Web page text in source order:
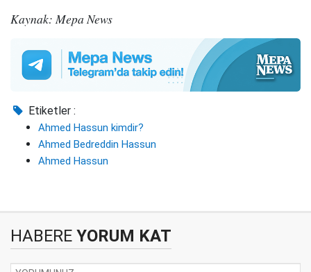
Kaynak: Mepa News
Etiketler :
Ahmed Hassun kimdir?
Ahmed Bedreddin Hassun
Ahmed Hassun
HABERE YORUM KAT